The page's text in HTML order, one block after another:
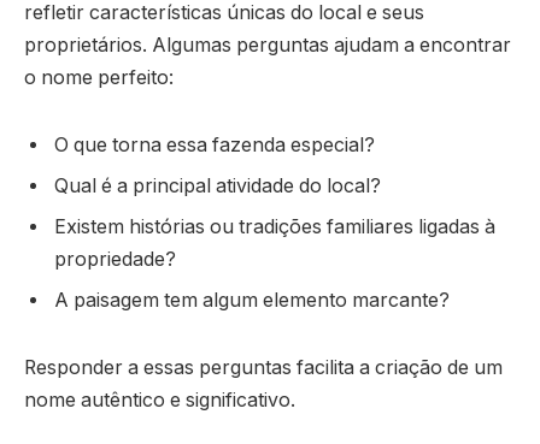
refletir características únicas do local e seus
proprietários. Algumas perguntas ajudam a encontrar
o nome perfeito:
O que torna essa fazenda especial?
Qual é a principal atividade do local?
Existem histórias ou tradições familiares ligadas à
propriedade?
A paisagem tem algum elemento marcante?
Responder a essas perguntas facilita a criação de um
nome autêntico e significativo.